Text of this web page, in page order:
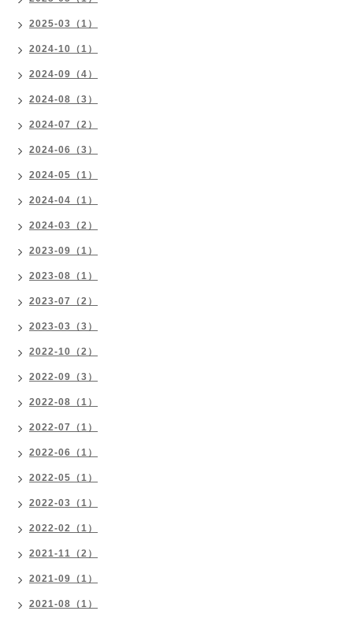
2025-03（1）
2024-10（1）
2024-09（4）
2024-08（3）
2024-07（2）
2024-06（3）
2024-05（1）
2024-04（1）
2024-03（2）
2023-09（1）
2023-08（1）
2023-07（2）
2023-03（3）
2022-10（2）
2022-09（3）
2022-08（1）
2022-07（1）
2022-06（1）
2022-05（1）
2022-03（1）
2022-02（1）
2021-11（2）
2021-09（1）
2021-08（1）